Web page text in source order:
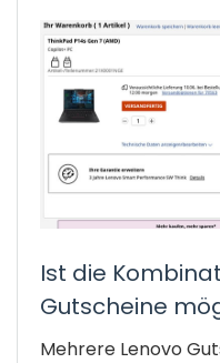
Ist die
Gutscheine
Mehrere Lenovo